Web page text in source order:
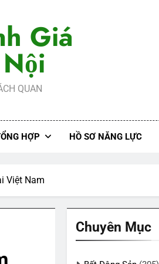
Giá
QUAN
HỢP HỒ SƠ NĂNG LỰC
Việt Nam
Chuyên Mục